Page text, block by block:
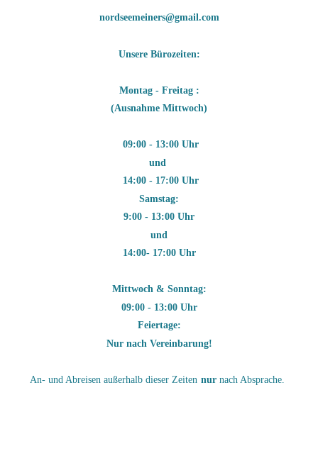
nordseemeiners@gmail.com
Unsere Bürozeiten:
Montag - Freitag :
(Ausnahme Mittwoch)
09:00 - 13:00 Uhr
und
14:00 - 17:00 Uhr
Samstag:
9:00 - 13:00 Uhr
und
14:00- 17:00 Uhr
Mittwoch & Sonntag:
09:00 - 13:00 Uhr
Feiertage:
Nur nach Vereinbarung!
An- und Abreisen außerhalb dieser Zeiten nur nach Absprache.